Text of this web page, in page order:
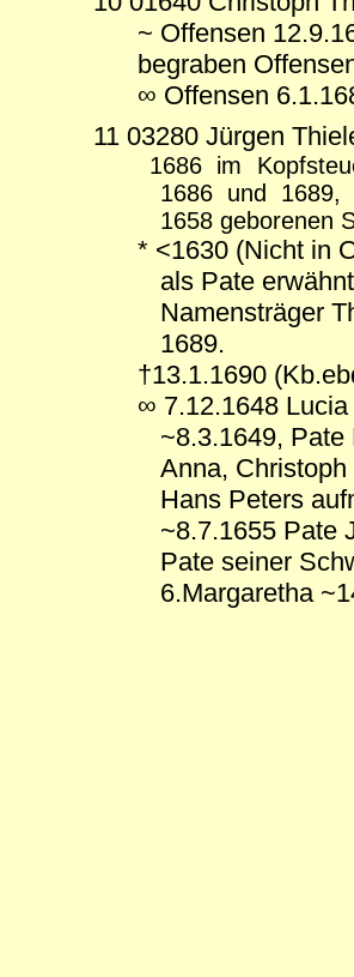
~ Offensen
begraben
∞ Offensen
11 03280 Jürgen
1686 im
1686 und 1689,
1658 geborenen
* <1630 (Nicht in
als Pate
Namensträger
1689.
†13.1.1690
∞ 7.12.1648
~8.3.1649,
Anna,
Hans Peters
~8.7.1655 Pate
Pate seiner
6.Margaretha